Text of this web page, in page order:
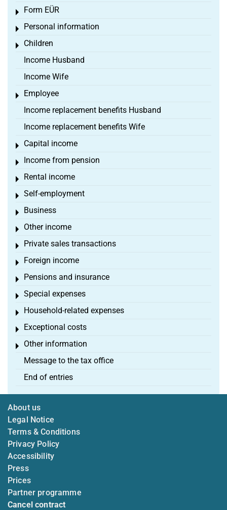
Form EÜR
Toggle menu
Personal information
Toggle menu
Children
Toggle menu
Income Husband
Income Wife
Employee
Toggle menu
Income replacement benefits Husband
Income replacement benefits Wife
Capital income
Toggle menu
Income from pension
Toggle menu
Rental income
Toggle menu
Self-employment
Toggle menu
Business
Toggle menu
Other income
Toggle menu
Private sales transactions
Toggle menu
Foreign income
Toggle menu
Pensions and insurance
Toggle menu
Special expenses
Toggle menu
Household-related expenses
Toggle menu
Exceptional costs
Toggle menu
Other information
Toggle menu
Message to the tax office
End of entries
About us
Legal Notice
Terms & Conditions
Privacy Policy
Accessibility
Press
Prices
Partner programme
Cancel contract